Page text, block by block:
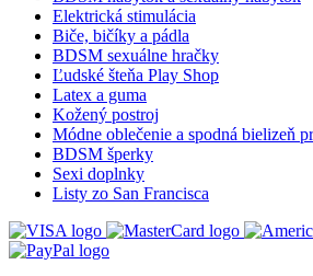
Elektrická stimulácia
Biče, bičíky a pádla
BDSM sexuálne hračky
Ľudské šteňa Play Shop
Latex a guma
Kožený postroj
Módne oblečenie a spodná bielizeň
BDSM šperky
Sexi doplnky
Listy zo San Francisca